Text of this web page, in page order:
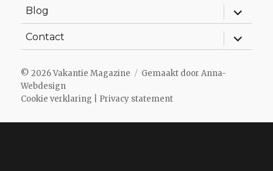
Blog
Alles
Contact
Alles
© 2026Vakantie Magazine Gemaakt doorAnna-
Webdesign
Cookie verklaring
Privacy statement